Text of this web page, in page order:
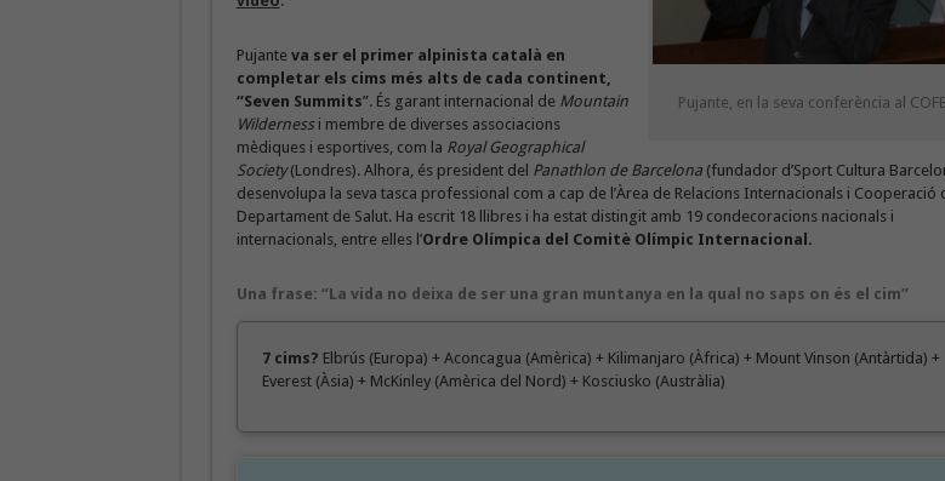
Pujante, en la seva conferència al
Pujante va ser el primer alpinista català en
completar els cims més alts de cada continent,
“Seven Summits”. És garant internacional de Mountain
Wildernessi membre de diverses associacions
mèdiques i esportives, com la Royal Geographical
Society(Londres). Alhora, és president del Panathlon de Barcelona(fundador d’Sport Cultura
desenvolupa la seva tasca professional com a cap de l’Àrea de Relacions Internacionals i Cooperació
Departament de Salut. Ha escrit 18 llibres i ha estat distingit amb 19 condecoracions nacionals i
internacionals, entre elles l’Ordre Olímpica del Comitè Olímpic Internacional.
Una frase: “La vida no deixa de ser una gran muntanya en la qual no saps on és el cim”
7 cims? Elbrús (Europa) + Aconcagua (Amèrica) + Kilimanjaro (Àfrica) + Mount Vinson (Antàrtida) +
Everest (Àsia) + McKinley (Amèrica del Nord) + Kosciusko (Austràlia)